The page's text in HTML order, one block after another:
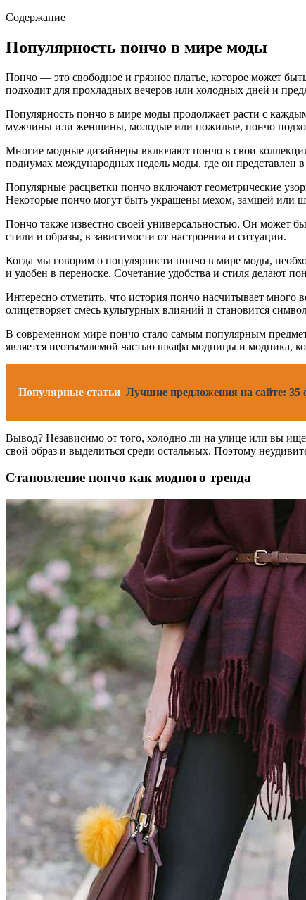
Содержание
Популярность пончо в мире моды
Пончо — это свободное и грязное платье, которое может
подходит для прохладных вечеров или холодных дней и
Популярность пончо в мире моды продолжает расти с
мужчины или женщины, молодые или пожилые, пончо
Многие модные дизайнеры включают пончо в свои
подиумах международных недель моды, где он представлен
Популярные расцветки пончо включают геометрические
Некоторые пончо могут быть украшены мехом, замшей или
Пончо также известно своей универсальностью. Он может
стили и образы, в зависимости от настроения и ситуации.
Когда мы говорим о популярности пончо в мире моды,
и удобен в переноске. Сочетание удобства и стиля делают
Интересно отметить, что история пончо насчитывает
олицетворяет смесь культурных влияний и становится
В современном мире пончо стало самым популярным
является неотъемлемой частью шкафа модницы и модника,
Популярные статьи Лучшие предложения на сайте: 35
Вывод? Независимо от того, холодно ли на улице или вы
свой образ и выделиться среди остальных. Поэтому
Становление пончо как модного тренда